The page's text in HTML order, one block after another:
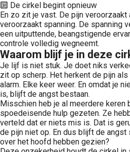
🔟 De cirkel begint opnieuw
En zo zit je vast. De pijn veroorzaakt
veroorzaakt spanning. De spanning
een uitputtende, beangstigende
controle volledig wegneemt.
Waarom blijf je in deze
Je lijf is niet stuk. Je doet niks
zit op scherp. Het herkent de pijn
alarm. Elke keer weer. En omdat je
is, blijft de angst bestaan.
Misschien heb je al meerdere keren
spoedeisende hulp gezeten. Ze
verteld dat er niets mis is. Dat is
de pijn niet op. En dus blijft de
over het hoofd hebben gezien?